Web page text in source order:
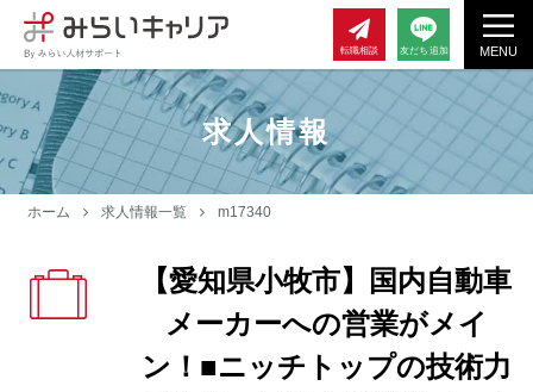
MENU
転職相談 友だち追加
求人情報
ホーム 求人情報一覧 m17340
【愛知県小牧市】国内自動車
メーカーへの営業がメイ
ン！■ニッチトップの技術力